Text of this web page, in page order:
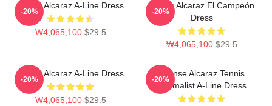
Carlos Alcaraz A-Line Dress
₩4,065,100 $29.5
-20%
Carlos Alcaraz El Campeón
Dress
₩4,065,100 $29.5
-20%
Carlos Alcaraz A-Line Dress
₩4,065,100 $29.5
-20%
Intense Alcaraz Tennis
Minimalist A-Line Dress
-20%